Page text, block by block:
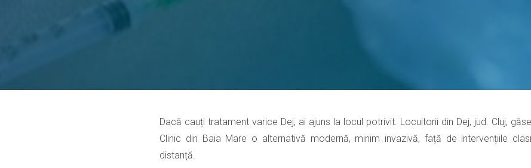
Dacă cauți tratament varice Dej, ai ajuns la locul potrivit. Locuitorii din Dej, jud. Cluj,
Clinic din Baia Mare o alternativă modernă, minim invazivă, față de intervențiile
distanță.